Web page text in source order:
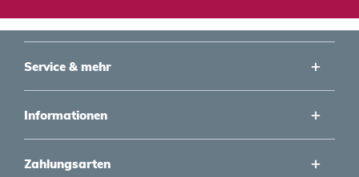
Service & mehr
Informationen
Zahlungsarten